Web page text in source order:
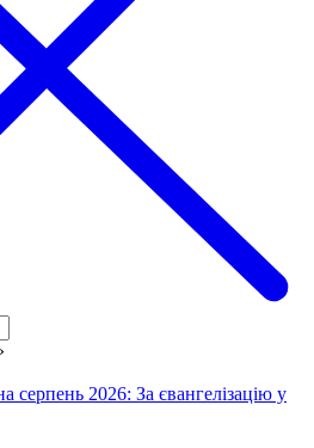
2026: За євангелізацію у